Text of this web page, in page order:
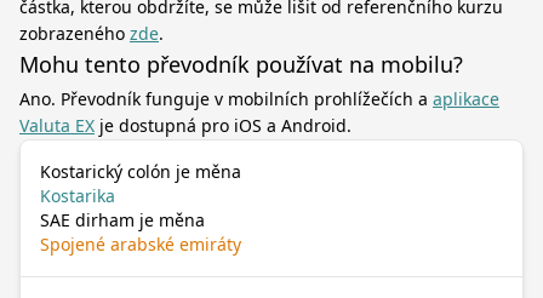
částka, kterou obdržíte, se může lišit od referenčního kurzu
zobrazeného zde.
Mohu tento převodník používat na mobilu?
Ano. Převodník funguje v mobilních prohlížečích a aplikace
Valuta EX je dostupná pro iOS a Android.
Kostarický colón je měna
Kostarika
SAE dirham je měna
Spojené arabské emiráty